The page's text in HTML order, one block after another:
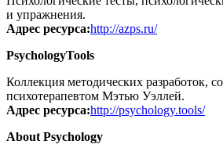
и упражнения.
Адрес ресурса:http://azps.ru/
PsychologyTools
Коллекция методических разработок,
психотерапевтом Мэтью Уэллей.
Адрес ресурса:http://psychology.tools/
About Psychology